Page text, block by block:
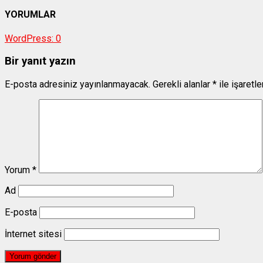
YORUMLAR
WordPress: 0
Bir yanıt yazın
E-posta adresiniz yayınlanmayacak. Gerekli alanlar * ile
Yorum *
Ad
E-posta
İnternet sitesi